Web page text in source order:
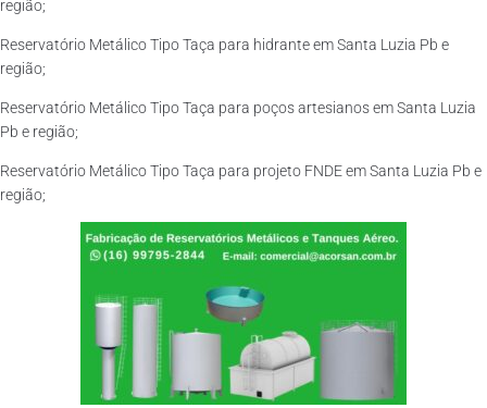
região;
Reservatório Metálico Tipo Taça para hidrante em Santa Luzia Pb e
região;
Reservatório Metálico Tipo Taça para poços artesianos em Santa Luzia
Pb e região;
Reservatório Metálico Tipo Taça para projeto FNDE em Santa Luzia Pb e
região;